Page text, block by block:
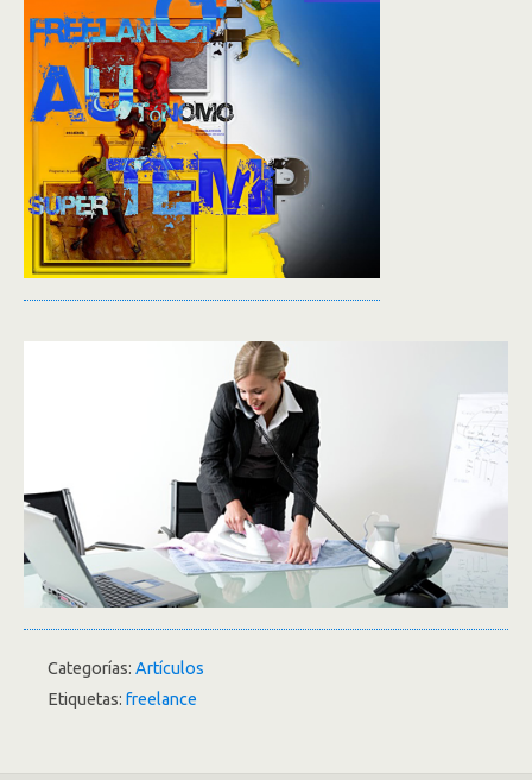
Categorías: Artículos
Etiquetas: freelance